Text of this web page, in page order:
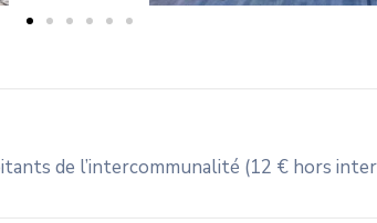
de l’intercommunalité (12 € hors